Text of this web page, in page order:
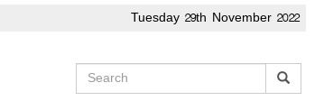
Tuesday 29th November 2022